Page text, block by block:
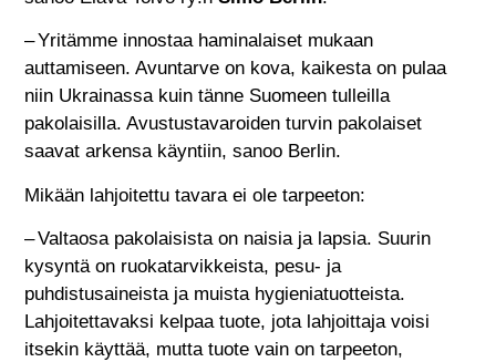
– Yritämme innostaa haminalaiset mukaan
auttamiseen. Avuntarve on kova, kaikesta on pulaa
niin Ukrainassa kuin tänne Suomeen tulleilla
pakolaisilla. Avustustavaroiden turvin pakolaiset
saavat arkensa käyntiin, sanoo Berlin.
Mikään lahjoitettu tavara ei ole tarpeeton:
– Valtaosa pakolaisista on naisia ja lapsia. Suurin
kysyntä on ruokatarvikkeista, pesu- ja
puhdistusaineista ja muista hygieniatuotteista.
Lahjoitettavaksi kelpaa tuote, jota lahjoittaja voisi
itsekin käyttää, mutta tuote vain on tarpeeton,